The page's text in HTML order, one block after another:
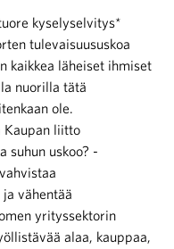
kyselyselvitys*
tulevaisuususkoa
kaikkea läheiset ihmiset
nuorilla tätä
ole.
Kaupan liitto
suhun uskoo? -
vähentää
yrityssektorin
alaa, kauppaa,